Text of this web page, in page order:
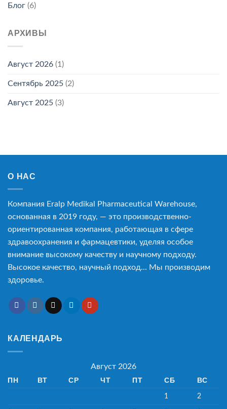
Блог (6)
АРХИВЫ
Август 2026 (1)
Сентябрь 2025 (2)
Август 2025 (3)
О НАС
Компания Eralp Medikal Pharmaceutical Warehouse,
основанная в 2019 году, — это производственно-
ориентированная компания, работающая в сфере
здравоохранения и фармацевтики, уделяя особое
внимание высокому качеству и научному подходу.
Высокое качество, научный подход... Мы производим
здоровье.
КАЛЕНДАРЬ
Август 2026
ПН
ВТ СР ЧТ ПТ СБ ВС
1 2